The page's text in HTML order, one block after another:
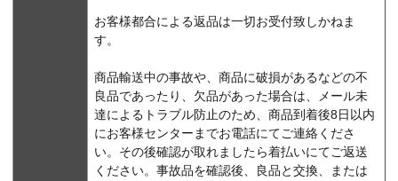
お客様都合による返品は一切お受付致しかねま
す。
商品輸送中の事故や、商品に破損があるなどの不
良品であったり、欠品があった場合は、メール未
達によるトラブル防止のため、商品到着後8日以内
にお客様センターまでお電話にてご連絡くださ
い。その後確認が取れましたら着払いにてご返送
ください。事故品を確認後、良品と交換、または